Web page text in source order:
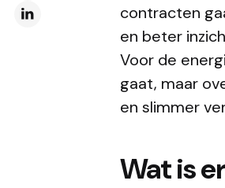
contracten
en beter
Voor de
gaat, maar
en slimmer
Wat is